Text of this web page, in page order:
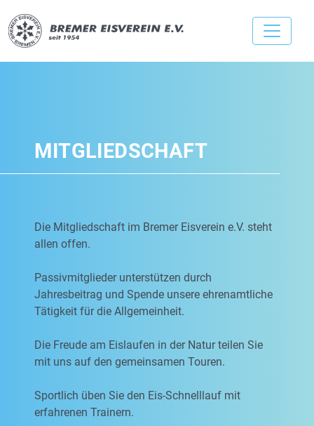
MITGLIEDSCHAFT
Die Mitgliedschaft im Bremer Eisverein e.V. steht
allen offen.
Passivmitglieder unterstützen durch
Jahresbeitrag und Spende unsere ehrenamtliche
Tätigkeit für die Allgemeinheit.
Die Freude am Eislaufen in der Natur teilen Sie
mit uns auf den gemeinsamen Touren.
Sportlich üben Sie den Eis-Schnelllauf mit
erfahrenen Trainern.